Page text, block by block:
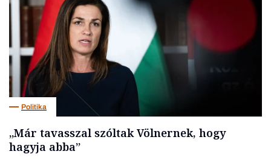
Politika
„Már tavasszal szóltak Völnernek, hogy
hagyja abba”